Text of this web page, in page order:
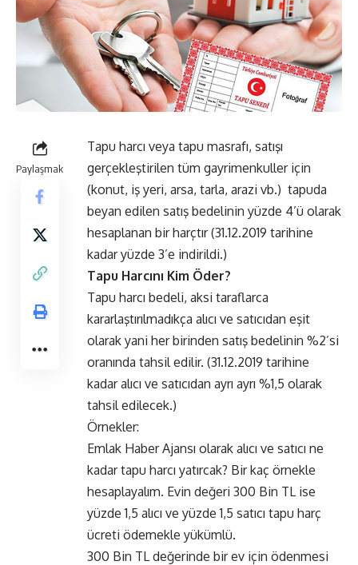
Paylaşmak
Tapu harcı veya tapu masrafı, satışı
gerçekleştirilen tüm gayrimenkuller için
(konut, iş yeri, arsa, tarla, arazi vb.) tapuda
beyan edilen satış bedelinin yüzde 4’ü olarak
hesaplanan bir harçtır (31.12.2019 tarihine
kadar yüzde 3’e indirildi.)
Tapu Harcını Kim Öder?
Tapu harcı bedeli, aksi taraflarca
kararlaştırılmadıkça alıcı ve satıcıdan eşit
olarak yani her birinden satış bedelinin %2’si
oranında tahsil edilir. (31.12.2019 tarihine
kadar alıcı ve satıcıdan ayrı ayrı %1,5 olarak
tahsil edilecek.)
Örnekler:
Emlak Haber Ajansı olarak alıcı ve satıcı ne
kadar tapu harcı yatırcak? Bir kaç örnekle
hesaplayalım. Evin değeri 300 Bin TL ise
yüzde 1,5 alıcı ve yüzde 1,5 satıcı tapu harç
ücreti ödemekle yükümlü.
300 Bin TL değerinde bir ev için ödenmesi